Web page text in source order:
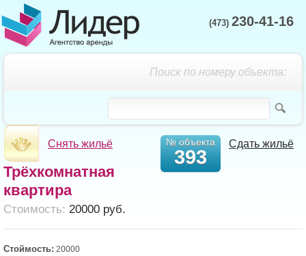
(473) 230-41-16
Поиск по номеру объекта:
Снять жильё Сдать жильё
№ объекта
393
Трёхкомнатная
квартира
Cтоимость: 20000 руб.
Стоймость: 20000